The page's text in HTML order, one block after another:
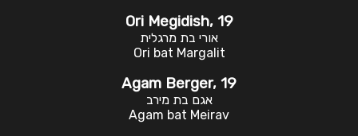
Ori Megidish, 19
אורי בת מרגלית
Ori bat Margalit
Agam Berger, 19
אגם בת מירב
Agam bat Meirav